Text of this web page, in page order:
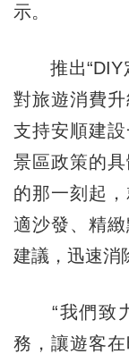
示。
推出“DIY
對旅遊消費
支持安順建
景區政策的
的那一刻起
適沙發、精
建議，迅速消
“我們致力
務，讓遊客